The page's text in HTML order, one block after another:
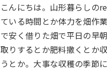
こんにちは。山形暮らしの
ている時間とか体力を畑作
で安く借りた畑で平日の早
取りするとか肥料撒くとか
うとか。大事な収穫の季節